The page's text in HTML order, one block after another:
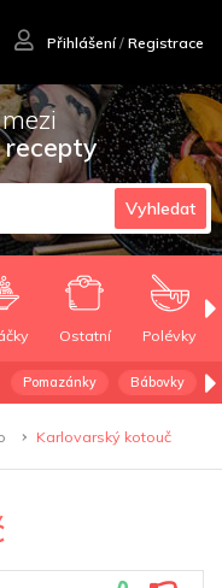
Přihlášení/ Registrace
Vyhledat
Ostatní Polévky
Pomazánky Bábovky
Karlovarský kotouč